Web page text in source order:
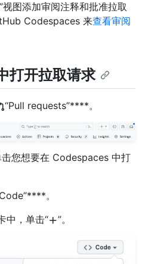
图添加审阅注释和批准拉取
Codespaces 来查看审阅
打开拉取请求
“Pull requests”****。
您想要在 Codespaces 中打
Code”****。
中，单击“
”。